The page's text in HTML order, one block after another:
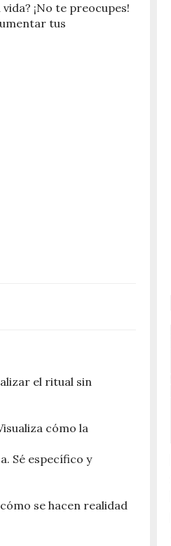
¡No te preocupes!
tus
el ritual sin
cómo la
Sé específico y
se hacen realidad